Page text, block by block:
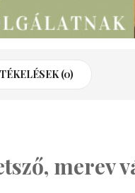
(0)
merev